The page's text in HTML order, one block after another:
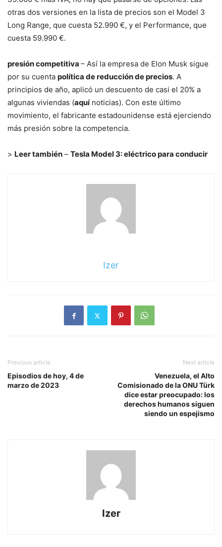
otras dos versiones en la lista de precios son el Model 3
Long Range, que cuesta 52.990 €, y el Performance, que
cuesta 59.990 €.
presión competitiva – Así la empresa de Elon Musk sigue
por su cuenta política de reducción de precios. A
principios de año, aplicó un descuento de casi el 20% a
algunas viviendas (aquínoticias). Con este último
movimiento, el fabricante estadounidense está ejerciendo
más presión sobre la competencia.
> Leer también – Tesla Model 3: eléctrico para conducir
Izer
Previous article
Episodios de hoy, 4 de
marzo de 2023
Next article
Venezuela, el Alto
Comisionado de la ONU Türk
dice estar preocupado: los
derechos humanos siguen
siendo un espejismo
Izer